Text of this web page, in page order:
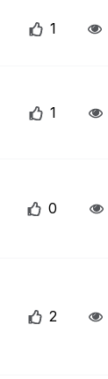
1
1
0
2